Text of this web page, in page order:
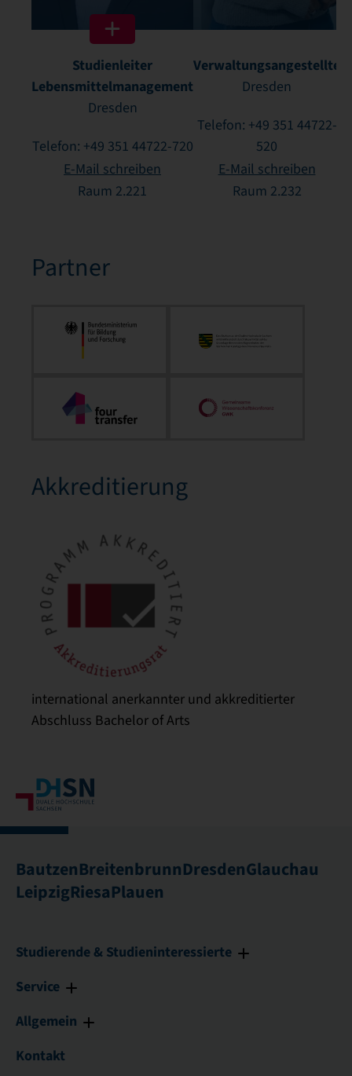
Studienleiter
Lebensmittelmanagement
Dresden
Telefon: +49 351 44722-720
E-Mail schreiben
Raum 2.221
Verwaltungsangestellte
Dresden
Telefon: +49 351 44722-
520
E-Mail schreiben
Raum 2.232
Partner
Akkreditierung
international anerkannter und akkreditierter
Abschluss Bachelor of Arts
BautzenBreitenbrunnDresdenGlauchau
LeipzigRiesaPlauen
Studierende & Studieninteressierte
Service
Allgemein
Kontakt